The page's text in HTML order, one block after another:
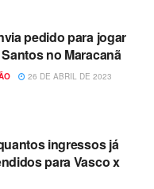
pedido para jogar
no Maracanã
26 DE ABRIL DE 2023
ingressos já
para Vasco x